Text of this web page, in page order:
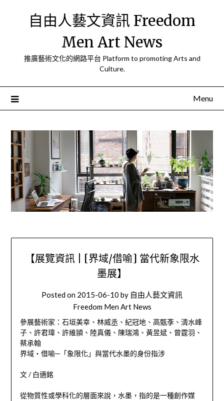
自由人藝文資訊 Freedom
Men Art News
推廣藝術文化的網路平台 Platform to promoting Arts and
Culture.
Menu
【展覽資訊 | [界域/借喻] 當代新象限水
墨展】
Posted on 2015-06-10 by 自由人藝文資訊
Freedom Men Art News
參展藝術家：石垣美幸、林威丞、紀冠地、高甄斈、清水峰
子、許君瑋、許維頴、陸真儀、陳瑞鴻、黃昱斌、曾霆羽、
蔡承翰
界域‧借喻─「象限化」與當代水墨的身份指涉
文 / 白適銘
從物質性或學科化的層面來說，水墨，指的是一種創作媒